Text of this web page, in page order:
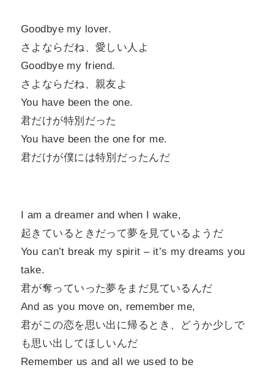
Goodbye my lover.
さよならだね、愛しい人よ
Goodbye my friend.
さよならだね、親友よ
You have been the one.
君だけが特別だった
You have been the one for me.
君だけが僕には特別だったんだ
I am a dreamer and when I wake,
起きているときだって夢を見ているようだ
You can’t break my spirit – it’s my dreams you
take.
君が奪っていった夢をまだ見ているんだ
And as you move on, remember me,
君がこの恋を思い出に帰るとき、どうか少しで
も思い出してほしいんだ
Remember us and all we used to be